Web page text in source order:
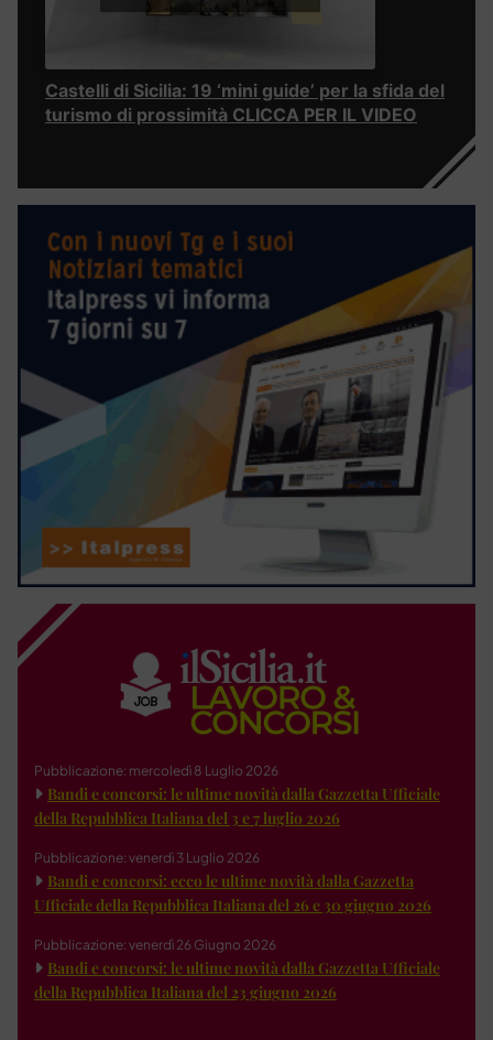
Castelli di Sicilia: 19 ‘mini guide’ per la sfida del
turismo di prossimità CLICCA PER IL VIDEO
Pubblicazione: mercoledì 8 Luglio 2026
Bandi e concorsi: le ultime novità dalla Gazzetta Ufficiale
della Repubblica Italiana del 3 e 7 luglio 2026
Pubblicazione: venerdì 3 Luglio 2026
Bandi e concorsi: ecco le ultime novità dalla Gazzetta
Ufficiale della Repubblica Italiana del 26 e 30 giugno 2026
Pubblicazione: venerdì 26 Giugno 2026
Bandi e concorsi: le ultime novità dalla Gazzetta Ufficiale
della Repubblica Italiana del 23 giugno 2026